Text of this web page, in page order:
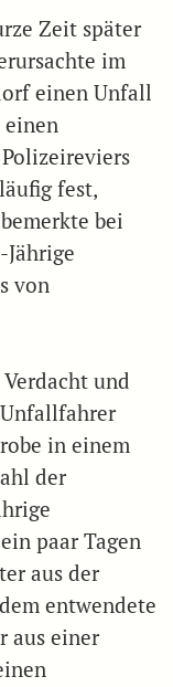
Zeit später
im
einen Unfall
einen
fest,
bei
von
und
Unfallfahrer
in einem
der
paar Tagen
aus der
entwendete
aus einer